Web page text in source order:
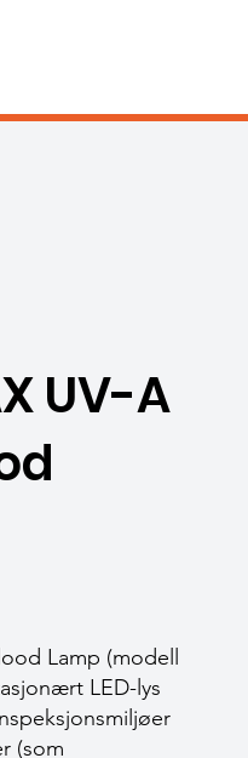
UV-A
Lamp (modell
LED-lys
(som